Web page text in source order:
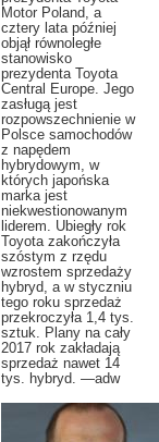
Motor Poland, a
cztery lata później
objął równoległe
stanowisko
prezydenta Toyota
Central Europe. Jego
zasługą jest
rozpowszechnienie w
Polsce samochodów
z napędem
hybrydowym, w
których japońska
marka jest
niekwestionowanym
liderem. Ubiegły rok
Toyota zakończyła
szóstym z rzędu
wzrostem sprzedaży
hybryd, a w styczniu
tego roku sprzedaż
przekroczyła 1,4 tys.
sztuk. Plany na cały
2017 rok zakładają
sprzedaż nawet 14
tys. hybryd. —adw